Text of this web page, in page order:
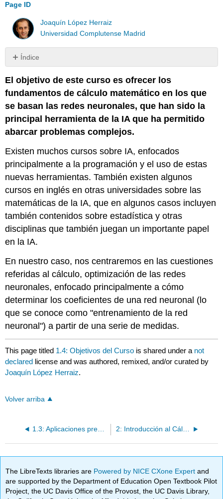
Page ID
Joaquín López Herraiz
Universidad Complutense Madrid
Índice
Sin
El objetivo de este curso es ofrecer los
fundamentos de cálculo matemático en los que
se basan las redes neuronales, que han sido la
principal herramienta de la IA que ha permitido
abarcar problemas complejos.
Existen muchos cursos sobre IA, enfocados
principalmente a la programación y el uso de estas
nuevas herramientas. También existen algunos
cursos en inglés en otras universidades sobre las
matemáticas de la IA, que en algunos casos incluyen
también contenidos sobre estadística y otras
disciplinas que también juegan un importante papel
en la IA.
En nuestro caso, nos centraremos en las cuestiones
referidas al cálculo, optimización de las redes
neuronales, enfocado principalmente a cómo
determinar los coeficientes de una red neuronal (lo
que se conoce como "entrenamiento de la red
neuronal") a partir de una serie de medidas.
This page titled 1.4: Objetivos del Curso is shared under a not
declared license and was authored, remixed, and/or curated by
Joaquín López Herraiz.
Volver arriba
1.3: Aplicaciones presentes y futuras 2: Introducción al Cálculo Multivariante
The LibreTexts libraries are Powered by NICE CXone Expertand
are supported by the Department of Education Open Textbook Pilot
Project, the UC Davis Office of the Provost, the UC Davis Library,